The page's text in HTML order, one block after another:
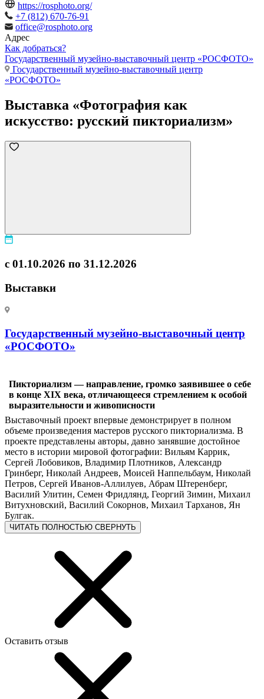
https://rosphoto.org/
+7 (812) 670-76-91
office@rosphoto.org
Адрес
Как добраться?
Государственный музейно-выставочный центр «РОСФОТО»
Государственный музейно-выставочный центр
«РОСФОТО»
Выставка «Фотография как
искусство: русский пикториализм»
с 01.10.2026 по 31.12.2026
Выставки
Государственный музейно-выставочный центр
«РОСФОТО»
Пикториализм — направление, громко заявившее о себе
в конце XIX века, отличающееся стремлением к особой
выразительности и живописности
Выставочный проект впервые демонстрирует в полном
объеме произведения мастеров русского пикториализма. В
проекте представлены авторы, давно занявшие достойное
место в истории мировой фотографии: Вильям Каррик,
Сергей Лобовиков, Владимир Плотников, Александр
Гринберг, Николай Андреев, Моисей Наппельбаум, Николай
Петров, Сергей Иванов-Аллилуев, Абрам Штеренберг,
Василий Улитин, Семен Фридлянд, Георгий Зимин, Михаил
Витухновский, Василий Сокорнов, Михаил Тарханов, Ян
Булгак.
ЧИТАТЬ ПОЛНОСТЬЮ СВЕРНУТЬ
Оставить отзыв